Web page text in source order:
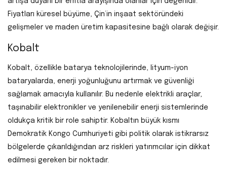
Fiyatları küresel büyüme, Çin’in inşaat sektöründeki
gelişmeler ve maden üretim kapasitesine bağlı olarak değişir.
Kobalt
Kobalt, özellikle batarya teknolojilerinde, lityum-iyon
bataryalarda, enerji yoğunluğunu artırmak ve güvenliği
sağlamak amacıyla kullanılır. Bu nedenle elektrikli araçlar,
taşınabilir elektronikler ve yenilenebilir enerji sistemlerinde
oldukça kritik bir role sahiptir. Kobaltın büyük kısmı
Demokratik Kongo Cumhuriyeti gibi politik olarak istikrarsız
bölgelerde çıkarıldığından arz riskleri yatırımcılar için dikkat
edilmesi gereken bir noktadır.